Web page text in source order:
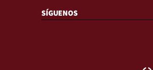
SÍGUENOS